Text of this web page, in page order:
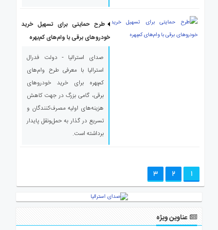
طرح حمایتی برای تسهیل خرید
خودروهای برقی با وام‌های کم‌بهره
صدای استرالیا - دولت فدرال
استرالیا با معرفی طرح وام‌های
کم‌بهره برای خرید خودروهای
برقی، گامی بزرگ در جهت کاهش
هزینه‌های اولیه مصرف‌کنندگان و
تسریع در گذار به حمل‌ونقل پایدار
برداشته است.
1
2
3
عناوین ویژه